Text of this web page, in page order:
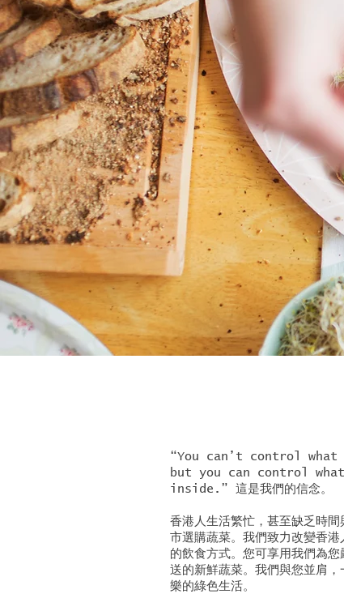
“You can’t control what
but you can control
inside.” 這是我們的信念。
香港人生活繁忙，甚至缺乏時
市選購蔬菜。我們致力改變香
的飲食方式。您可享用我們為您
送的新鮮蔬菜。我們與您並肩
樂的綠色生活。